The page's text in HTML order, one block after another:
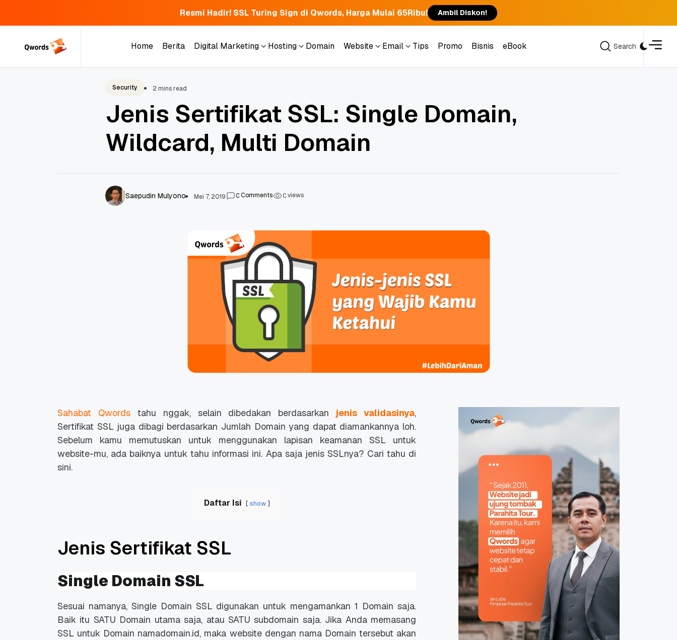
Resmi Hadir! SSL Turing Sign di Qwords, Harga Mulai 65Ribu! Ambil Diskon!
Home
Berita
Digital Marketing
Hosting
Domain
Website
Email
Tips
Promo
Bisnis
eBook
Search
Security 2 mins read
Jenis Sertifikat SSL: Single Domain,
Wildcard, Multi Domain
Saepudin Mulyono Mei 7, 2019 0Comments 0views
Sahabat Qwordstahu nggak, selain dibedakan berdasarkan jenis validasinya,
Sertifikat SSL juga dibagi berdasarkan Jumlah Domain yang dapat diamankannya loh.
Sebelum kamu memutuskan untuk menggunakan lapisan keamanan SSL untuk
website-mu, ada baiknya untuk tahu informasi ini. Apa saja jenis SSLnya? Cari tahu di
sini.
Daftar Isi show
Jenis Sertifikat SSL
Single Domain SSL
Sesuai namanya, Single Domain SSL digunakan untuk mengamankan 1 Domain saja.
Baik itu SATU Domain utama saja, atau SATU subdomain saja. Jika Anda memasang
SSL untuk Domain namadomain.id, maka website dengan nama Domain tersebut akan